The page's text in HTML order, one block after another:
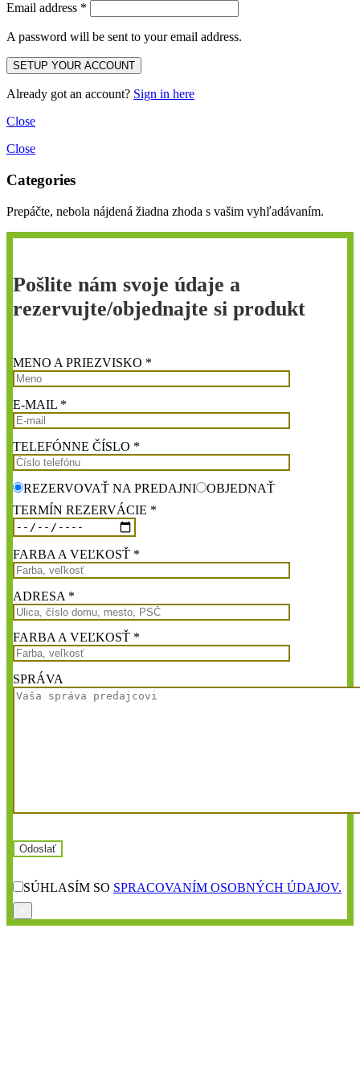
Email address *
A password will be sent to your email address.
Already got an account? Sign in here
Close
Close
Categories
Prepáčte, nebola nájdená žiadna zhoda s vašim vyhľadávaním.
Pošlite nám svoje údaje a
rezervujte/objednajte si produkt
MENO A PRIEZVISKO *
E-MAIL *
TELEFÓNNE ČÍSLO *
REZERVOVAŤ NA PREDAJNI
OBJEDNAŤ
TERMÍN REZERVÁCIE *
FARBA A VEĽKOSŤ *
ADRESA *
FARBA A VEĽKOSŤ *
SPRÁVA
SÚHLASÍM SO SPRACOVANÍM OSOBNÝCH ÚDAJOV.